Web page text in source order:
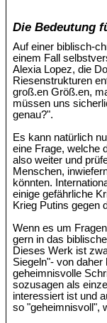
Die Bedeutung
Auf einer biblisch-
einem Fall
Alexia Lopez, die
Riesenstrukturen
groß.en Größ.en,
müssen uns
genau?".
Es kann natürlich
eine Frage, welche
also weiter und
Menschen,
könnten.
einige gefährliche
Krieg Putins gegen
Wenn es um
gern in das
Dieses Werk ist
Siegeln"- von
geheimnisvolle
sozusagen als
interessiert ist und
so "geheimnisvoll",